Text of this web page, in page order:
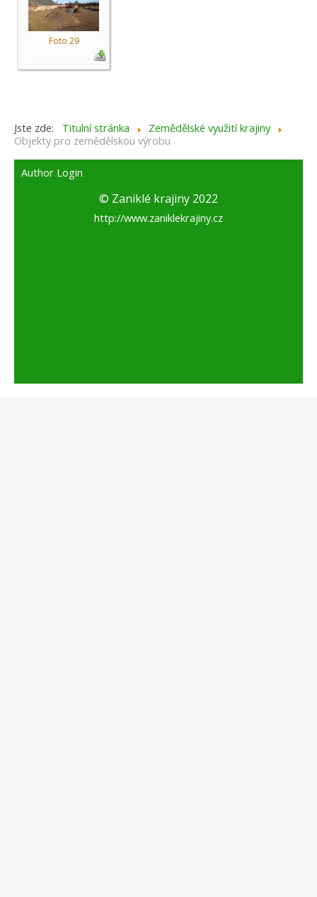
Foto 29
Jste zde: Titulní stránka
Zemědělské využití krajiny
Objekty pro zemědělskou výrobu
Author Login
© Zaniklé krajiny 2022
http://www.zaniklekrajiny.cz